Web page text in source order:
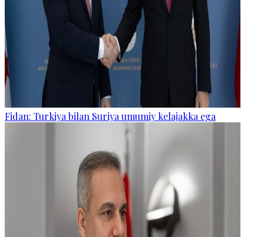
Fidan: Turkiya bilan Suriya umumiy kelajakka ega